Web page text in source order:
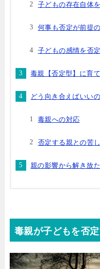
子どもの存在自体
何事も否定が前提
子どもの感情を否
毒親【否定型】に育
どう向き合えばいい
毒親への対応
否定する親との苦
親の影響から解き放
毒親が子どもを否